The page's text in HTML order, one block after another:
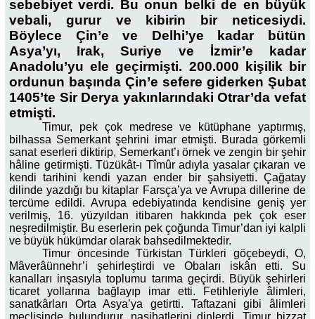
sebebiyet verdi. Bu onun belki de en büyük
vebali, gurur ve kibirin bir neticesiydi.
Böylece Çin’e ve Delhi’ye kadar bütün
Asya’yı, Irak, Suriye ve İzmir’e kadar
Anadolu’yu ele geçirmişti. 200.000 kişilik bir
ordunun başında Çin’e sefere giderken Şubat
1405’te Sir Derya yakınlarındaki Otrar’da vefat
etmişti.
Timur, pek çok medrese ve kütüphane yaptırmış,
bilhassa Semerkant şehrini imar etmişti. Burada görkemli
sanat eserleri diktirip, Semerkant’ı örnek ve zengin bir şehir
hâline getirmişti. Tüzükât-ı Tîmûr adıyla yasalar çıkaran ve
kendi tarihini kendi yazan ender bir şahsiyetti. Çağatay
dilinde yazdığı bu kitaplar Farsça’ya ve Avrupa dillerine de
tercüme edildi. Avrupa edebiyatında kendisine geniş yer
verilmiş, 16. yüzyıldan itibaren hakkında pek çok eser
neşredilmiştir. Bu eserlerin pek çoğunda Timur’dan iyi kalpli
ve büyük hükümdar olarak bahsedilmektedir.
Timur öncesinde Türkistan Türkleri göçebeydi, O,
Mâverâünnehr’i şehirleştirdi ve Obaları iskân etti. Su
kanalları inşasıyla toplumu tarıma geçirdi. Büyük şehirleri
ticaret yollarına bağlayıp imar etti. Fetihleriyle âlimleri,
sanatkârları Orta Asya’ya getirtti. Taftazani gibi âlimleri
meclisinde bulundurur, nasihatlerini dinlerdi. Timur bizzat